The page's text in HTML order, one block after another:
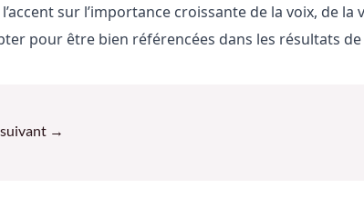
sur l’importance croissante de la voix, de
pour être bien référencées dans les résultats
→